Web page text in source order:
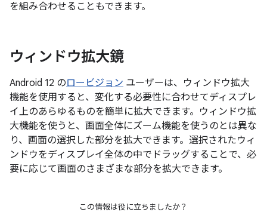
を組み合わせることもできます。
ウィンドウ拡大鏡
Android 12 のロービジョン ユーザーは、ウィンドウ拡大
機能を使用すると、変化する必要性に合わせてディスプレ
イ上のあらゆるものを簡単に拡大できます。ウィンドウ拡
大機能を使うと、画面全体にズーム機能を使うのとは異な
り、画面の選択した部分を拡大できます。選択されたウィ
ンドウをディスプレイ全体の中でドラッグすることで、必
要に応じて画面のさまざまな部分を拡大できます。
この情報は役に立ちましたか？